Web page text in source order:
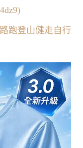
跑登山健走自行